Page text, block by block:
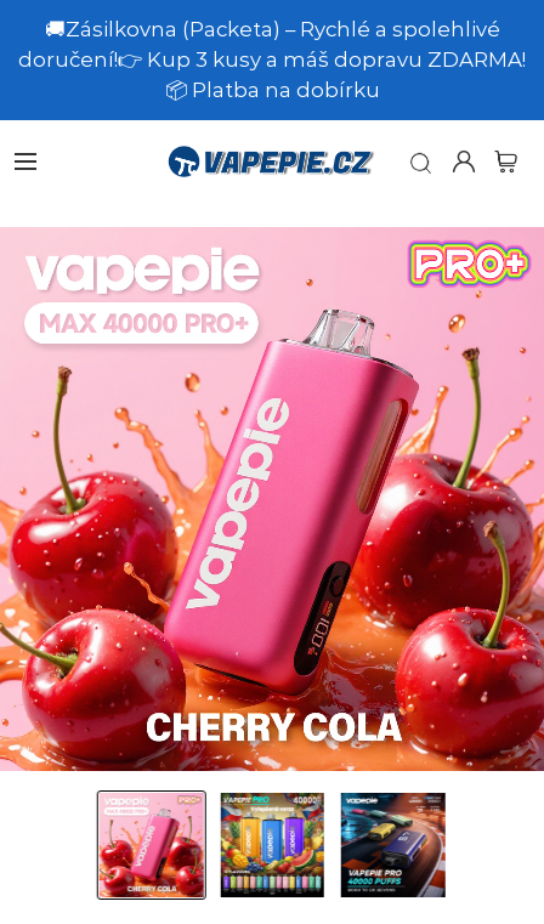
🚚Zásilkovna (Packeta) – Rychlé a spolehlivé
doručení!👉 Kup 3 kusy a máš dopravu ZDARMA!
📦 Platba na dobírku